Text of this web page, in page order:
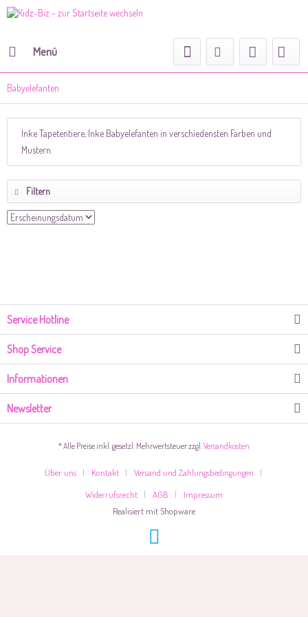
Menü
Babyelefanten
Inke Tapetentiere, Inke Babyelefanten in verschiedensten Farben und
Mustern.
Filtern
Service Hotline
Shop Service
Informationen
Newsletter
* Alle Preise inkl. gesetzl. Mehrwertsteuer zzgl.Versandkosten
Über uns Kontakt
Versand und Zahlungsbedingungen
Widerrufsrecht
AGB
Impressum
Realisiert mit Shopware